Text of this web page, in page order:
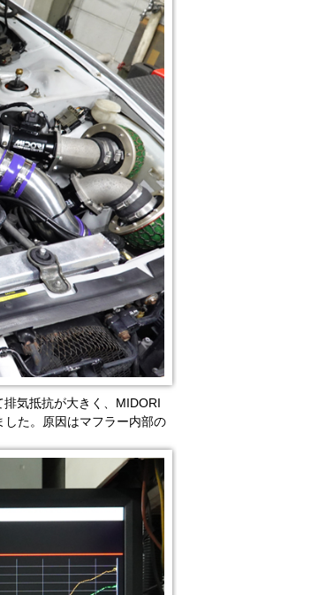
気抵抗が大きく、MIDORI
た。原因はマフラー内部の